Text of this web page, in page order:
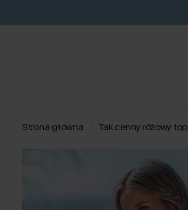
Strona główna Tak cenny różowy top